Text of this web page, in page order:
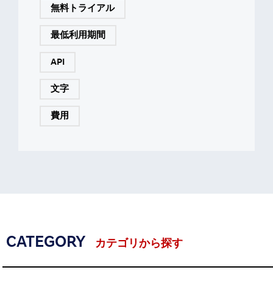
無料トライアル
最低利用期間
API
文字
費用
CATEGORY カテゴリから探す